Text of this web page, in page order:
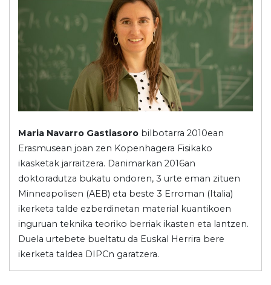
Maria Navarro Gastiasoro bilbotarra 2010ean
Erasmusean joan zen Kopenhagera Fisikako
ikasketak jarraitzera. Danimarkan 2016an
doktoradutza bukatu ondoren, 3 urte eman zituen
Minneapolisen (AEB) eta beste 3 Erroman (Italia)
ikerketa talde ezberdinetan material kuantikoen
inguruan teknika teoriko berriak ikasten eta lantzen.
Duela urtebete bueltatu da Euskal Herrira bere
ikerketa taldea DIPCn garatzera.